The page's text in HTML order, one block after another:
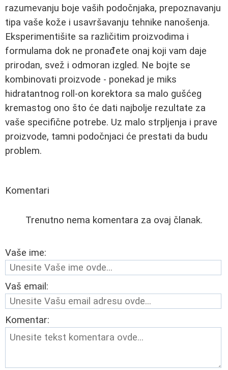
razumevanju boje vaših podočnjaka, prepoznavanju
tipa vaše kože i usavršavanju tehnike nanošenja.
Eksperimentišite sa različitim proizvodima i
formulama dok ne pronađete onaj koji vam daje
prirodan, svež i odmoran izgled. Ne bojte se
kombinovati proizvode - ponekad je miks
hidratantnog roll-on korektora sa malo gušćeg
kremastog ono što će dati najbolje rezultate za
vaše specifične potrebe. Uz malo strpljenja i prave
proizvode, tamni podočnjaci će prestati da budu
problem.
Komentari
Trenutno nema komentara za ovaj članak.
Vaše ime:
Vaš email:
Komentar: